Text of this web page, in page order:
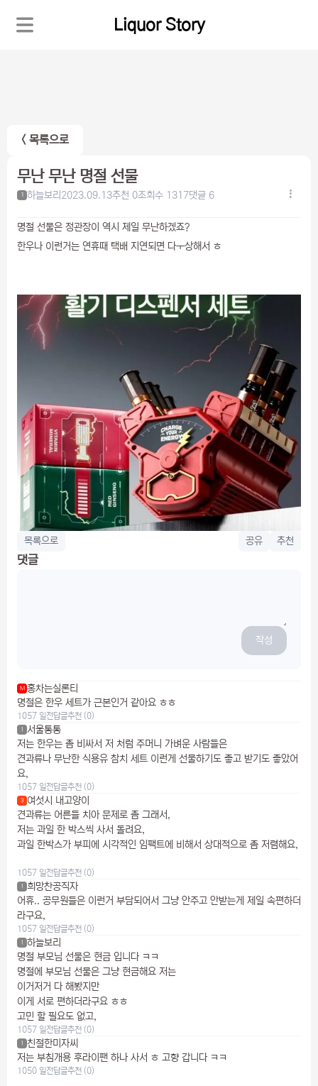
Liquor Story
< 목록으로
무난 무난 명절 선물
1 하늘보리 2023.09.13추천 0조회수 1317댓글 6
명절 선물은 정관장이 역시 제일 무난하겠죠?
한우나 이런거는 연휴때 택배 지연되면 다ㅜ상해서 ㅎ
목록으로 공유 추천
댓글
작성
M 홍차는실론티
명절은 한우 세트가 근본인거 같아요 ㅎㅎ
1057 일전답글추천 (0)
1
서울통통
저는 한우는 좀 비싸서 저 처럼 주머니 가벼운 사람들은
견과류나 무난한 식용유 참치 세트 이런게 선물하기도 좋고 받기도 좋았어
요,
1057 일전답글추천 (0)
3
여섯시 내고양이
견과류는 어른들 치아 문제로 좀 그래서,
저는 과일 한 박스씩 사서 돌려요,
과일 한박스가 부피에 시각적인 임팩트에 비해서 상대적으로 좀 저렴해요,
1057 일전답글추천 (0)
1
희망찬공직자
어휴.. 공무원들은 이런거 부담되어서 그냥 안주고 안받는게 제일 속편하더
라구요,
1057 일전답글추천 (0)
1
하늘보리
명절 부모님 선물은 현금 입니다 ㅋㅋ
명절에 부모님 선물은 그냥 현금해요 저는
이거저거 다 해봤지만
이게 서로 편하더라구요 ㅎㅎ
고민 할 필요도 없고,
1057 일전답글추천 (0)
1
친절한미자씨
저는 부침개용 후라이팬 하나 사서 ㅎ 고향 갑니다 ㅋㅋ
1050 일전답글추천 (0)